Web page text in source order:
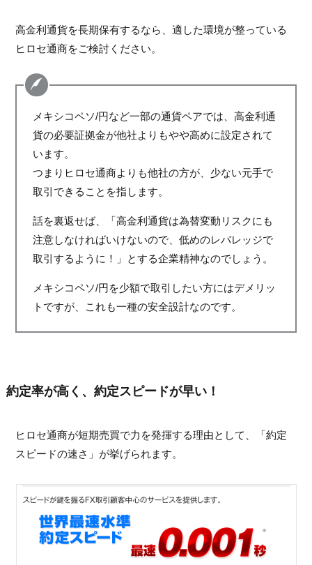
高金利通貨を長期保有するなら、適した環境が整っている
ヒロセ通商をご検討ください。
メキシコペソ/円など一部の通貨ペアでは、高金利通
貨の必要証拠金が他社よりもやや高めに設定されて
います。
つまりヒロセ通商よりも他社の方が、少ない元手で
取引できることを指します。
話を裏返せば、「高金利通貨は為替変動リスクにも
注意しなければいけないので、低めのレバレッジで
取引するように！」とする企業精神なのでしょう。
メキシコペソ/円を少額で取引したい方にはデメリッ
トですが、これも一種の安全設計なのです。
約定率が高く、約定スピードが早い！
ヒロセ通商が短期売買で力を発揮する理由として、「約定
スピードの速さ」が挙げられます。